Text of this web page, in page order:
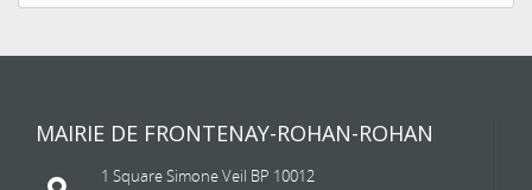
MAIRIE DE FRONTENAY-ROHAN-ROHAN
1 Square Simone Veil BP 10012